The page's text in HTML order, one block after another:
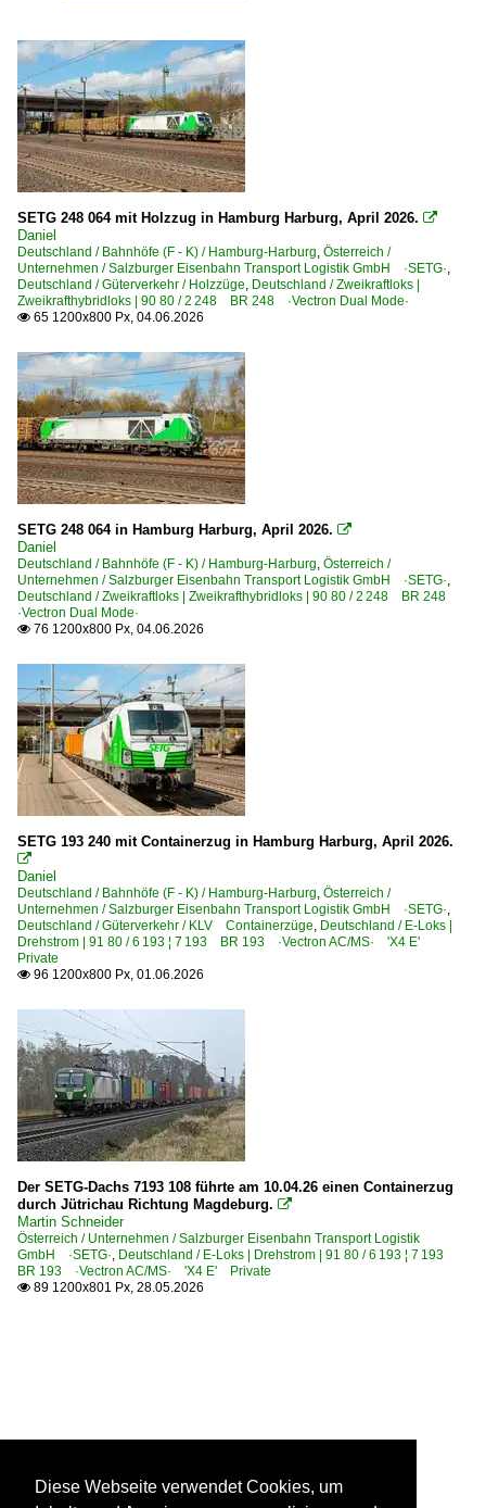
SETG 248 064 mit Holzzug in Hamburg Harburg, April 2026. 
Daniel
Deutschland / Bahnhöfe (F - K) / Hamburg-Harburg, Österreich /
Unternehmen / Salzburger Eisenbahn Transport Logistik GmbH ·SETG·,
Deutschland / Güterverkehr / Holzzüge, Deutschland / Zweikraftloks |
Zweikrafthybridloks | 90 80 / 2 248 BR 248 ·Vectron Dual Mode·
 65 1200x800 Px, 04.06.2026
SETG 248 064 in Hamburg Harburg, April 2026. 
Daniel
Deutschland / Bahnhöfe (F - K) / Hamburg-Harburg, Österreich /
Unternehmen / Salzburger Eisenbahn Transport Logistik GmbH ·SETG·,
Deutschland / Zweikraftloks | Zweikrafthybridloks | 90 80 / 2 248 BR 248
·Vectron Dual Mode·
 76 1200x800 Px, 04.06.2026
SETG 193 240 mit Containerzug in Hamburg Harburg, April 2026.

Daniel
Deutschland / Bahnhöfe (F - K) / Hamburg-Harburg, Österreich /
Unternehmen / Salzburger Eisenbahn Transport Logistik GmbH ·SETG·,
Deutschland / Güterverkehr / KLV Containerzüge, Deutschland / E-Loks |
Drehstrom | 91 80 / 6 193 ¦ 7 193 BR 193 ·Vectron AC/MS· 'X4 E'
Private
 96 1200x800 Px, 01.06.2026
Der SETG-Dachs 7193 108 führte am 10.04.26 einen Containerzug
durch Jütrichau Richtung Magdeburg. 
Martin Schneider
Österreich / Unternehmen / Salzburger Eisenbahn Transport Logistik
GmbH ·SETG·, Deutschland / E-Loks | Drehstrom | 91 80 / 6 193 ¦ 7 193
BR 193 ·Vectron AC/MS· 'X4 E' Private
 89 1200x801 Px, 28.05.2026
Diese Webseite verwendet Cookies, um